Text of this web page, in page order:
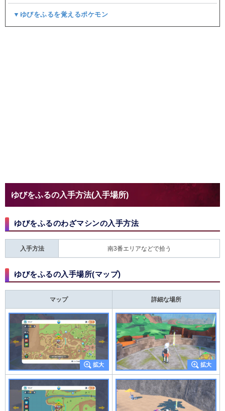
▼ゆびをふるを覚えるポケモン
ゆびをふるの入手方法(入手場所)
ゆびをふるのわざマシンの入手方法
入手方法 南3番エリアなどで拾う
ゆびをふるの入手場所(マップ)
マップ 詳細な場所